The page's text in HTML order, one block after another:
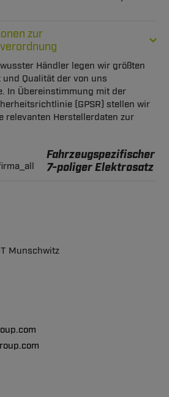
zur
Händler legen wir größten
Qualität der von uns
In Übereinstimmung mit der
(GPSR) stellen wir
relevanten Herstellerdaten zur
Fahrzeugspezifischer
7-poliger Elektrosatz
Munschwitz